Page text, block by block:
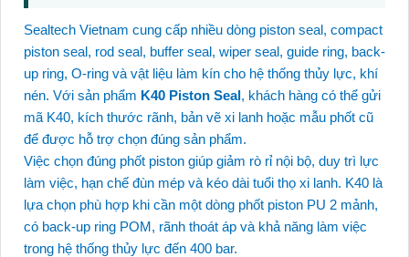
Sealtech Vietnam cung cấp nhiều dòng piston seal, compact
piston seal, rod seal, buffer seal, wiper seal, guide ring, back-
up ring, O-ring và vật liệu làm kín cho hệ thống thủy lực, khí
nén. Với sản phẩm K40 Piston Seal, khách hàng có thể gửi
mã K40, kích thước rãnh, bản vẽ xi lanh hoặc mẫu phốt cũ
để được hỗ trợ chọn đúng sản phẩm.
Việc chọn đúng phốt piston giúp giảm rò rỉ nội bộ, duy trì lực
làm việc, hạn chế đùn mép và kéo dài tuổi thọ xi lanh. K40 là
lựa chọn phù hợp khi cần một dòng phốt piston PU 2 mảnh,
có back-up ring POM, rãnh thoát áp và khả năng làm việc
trong hệ thống thủy lực đến 400 bar.